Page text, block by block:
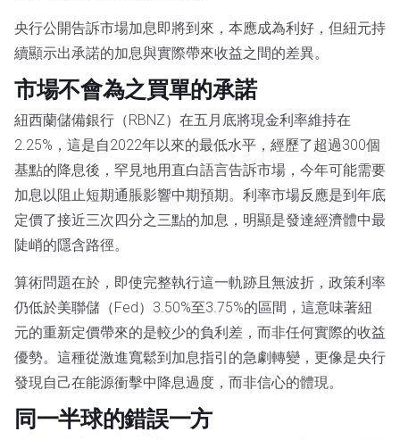
央行公開告訴市場加息即將到來，本應成為利好，但紐元持
續顯示出承諾的加息與實際帶來收益之間的差異。
市場不會為之買單的承諾
紐西蘭儲備銀行（RBNZ）在五月底將現金利率維持在
2.25%，這是自2022年以來的最低水平，經歷了超過300個
基點的降息後，罕見地用直白語言告訴市場，今年可能需要
加息以阻止短期通脹影響中期預期。利率市場反應是到年底
定價了接近三次四分之三點的加息，明顯是發達經濟體中最
陡峭的隱含路徑。
算術問題在於，即使完整執行這一軌跡且無波折，政策利率
仍低於美聯儲（Fed）3.50%至3.75%的區間，這意味著紐
元的重新定價帶來的是較少的負利差，而非任何實際的收益
優勢。這種從激進寬鬆到加息指引的急劇轉變，更像是央行
發現自己在能源衝擊中降息過度，而非信心的體現。
同一半球的錯誤一方